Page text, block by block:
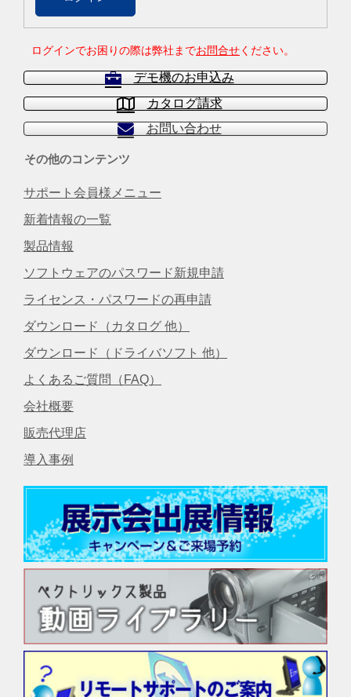
ログインでお困りの際は弊社までお問合せください。
デモ機のお申込み
カタログ請求
お問い合わせ
その他のコンテンツ
サポート会員様メニュー
新着情報の一覧
製品情報
ソフトウェアのパスワード新規申請
ライセンス・パスワードの再申請
ダウンロード（カタログ 他）
ダウンロード（ドライバソフト 他）
よくあるご質問（FAQ）
会社概要
販売代理店
導入事例